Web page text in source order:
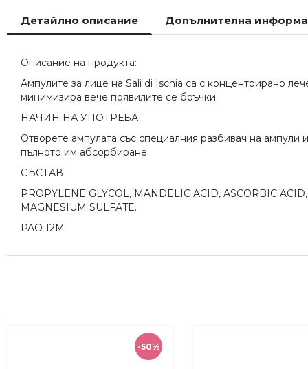
началото
на
със
снимки
Детайлно описание
Описание на продукта:
Ампулите за лице на Sali di Ischia са с концентрирано
минимизира вече появилите се бръчки.
НАЧИН НА УПОТРЕБА
Отворете ампулата със специалния разбивач на ампули
пълното им абсорбиране.
СЪСТАВ
PROPYLENE GLYCOL, MANDELIC ACID, ASCORBIC
MAGNESIUM SULFATE.
PAO 12M
Допълнителна
-50%